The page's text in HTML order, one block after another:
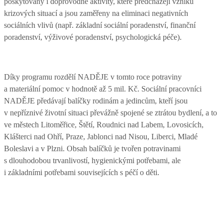
krizových situací a jsou zaměřeny na eliminaci negativních
sociálních vlivů (např. základní sociální poradenství, finanční
poradenství, výživové poradenství, psychologická péče).
Díky programu rozdělí NADĚJE v tomto roce potraviny
a materiální pomoc v hodnotě až 5 mil. Kč. Sociální pracovníci
NADĚJE předávají balíčky rodinám a jedincům, kteří jsou
v nepříznivé životní situaci převážně spojené se ztrátou bydlení, a to
ve městech Litoměřice, Štětí, Roudnici nad Labem, Lovosicích,
Klášterci nad Ohří, Praze, Jablonci nad Nisou, Liberci, Mladé
Boleslavi a v Plzni. Obsah balíčků je tvořen potravinami
s dlouhodobou trvanlivostí, hygienickými potřebami, ale
i základními potřebami souvisejících s péčí o děti.